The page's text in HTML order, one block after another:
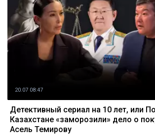
20.07 08:47
Детективный сериал на 10 лет, или
Казахстане «заморозили» дело о
Асель Темирову